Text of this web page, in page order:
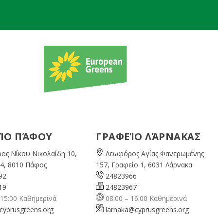
ΠΆΦΟΥ
Νίκου Νικολαίδη 10,
8010 Πάφος
Καθημερινά
ΓΡΑΦΕΊΟ ΛΆΡΝΑΚΑΣ
Λεωφόρος Αγίας Φανερωμένης
157, Γραφείο 1, 6031 Λάρνακα
24823966
24823967
08:00 – 16:00 Καθημερινά
larnaka@cyprusgreens.org